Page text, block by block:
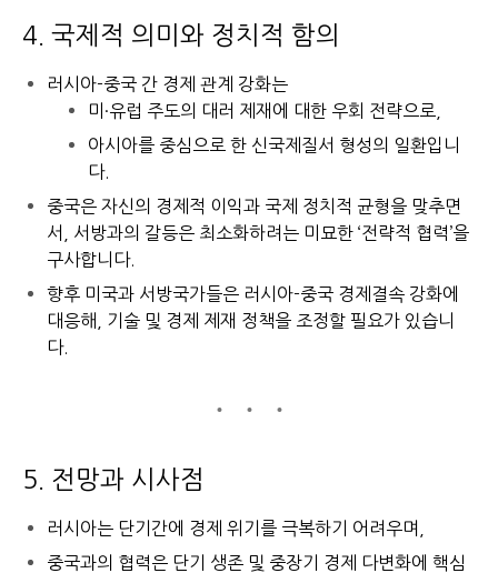
4. 국제적 의미와 정치적 함의
러시아-중국 간 경제 관계 강화는
미·유럽 주도의 대러 제재에 대한 우회 전략으로,
아시아를 중심으로 한 신국제질서 형성의 일환입니
다.
중국은 자신의 경제적 이익과 국제 정치적 균형을 맞추면
서, 서방과의 갈등은 최소화하려는 미묘한 ‘전략적 협력’을
구사합니다.
향후 미국과 서방국가들은 러시아-중국 경제결속 강화에
대응해, 기술 및 경제 제재 정책을 조정할 필요가 있습니
다.
5. 전망과 시사점
러시아는 단기간에 경제 위기를 극복하기 어려우며,
중국과의 협력은 단기 생존 및 중장기 경제 다변화에 핵심